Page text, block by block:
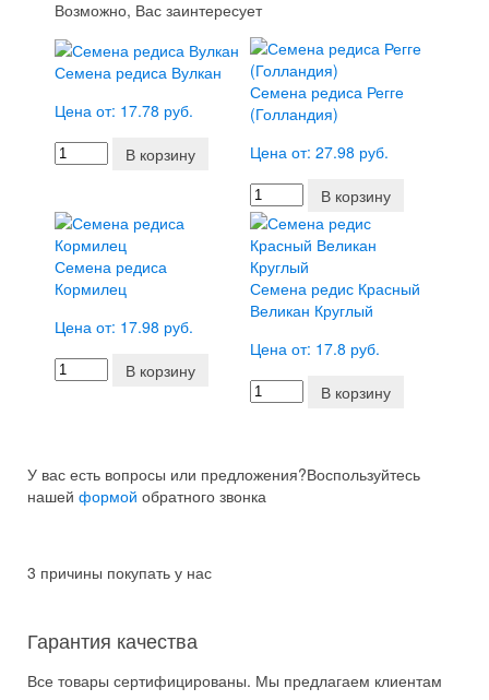
Возможно, Вас заинтересует
Семена редиса Вулкан
Цена от: 17.78 руб.
В корзину
Семена редиса Регге
(Голландия)
Цена от: 27.98 руб.
В корзину
Семена редиса
Кормилец
Цена от: 17.98 руб.
В корзину
Семена редис Красный
Великан Круглый
Цена от: 17.8 руб.
В корзину
У вас есть вопросы или предложения?Воспользуйтесь
нашей формой обратного звонка
3 причины покупать у нас
Гарантия качества
Все товары сертифицированы. Мы предлагаем клиентам